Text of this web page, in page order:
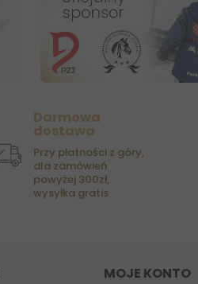
Darmowa
dostawa
Przy płatności z góry,
dla zamówień
powyżej 300zł,
wysyłka gratis
MOJE KONTO